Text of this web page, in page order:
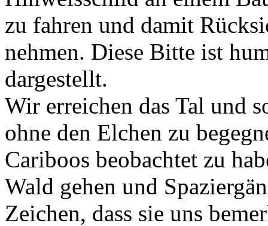
zu fahren und damit
nehmen. Diese Bitte ist
dargestellt.
Wir erreichen das Tal und
ohne den Elchen zu
Cariboos beobachtet zu
Wald gehen und
Zeichen, dass sie uns